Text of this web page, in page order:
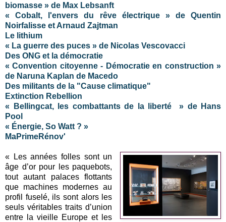
biomasse » de Max Lebsanft
« Cobalt, l'envers du rêve électrique » de Quentin
Noirfalisse et Arnaud Zajtman
Le lithium
« La guerre des puces » de Nicolas Vescovacci
Des ONG et la démocratie
« Convention citoyenne - Démocratie en construction »
de Naruna Kaplan de Macedo
Des militants de la "Cause climatique"
Extinction Rebellion
« Bellingcat, les combattants de la liberté » de Hans
Pool
« Énergie, So Watt ? »
MaPrimeRénov'
« Les années folles sont un
âge d’or pour les paquebots,
tout autant palaces flottants
que machines modernes au
profil fuselé, ils sont alors les
seuls véritables traits d’union
entre la vieille Europe et les